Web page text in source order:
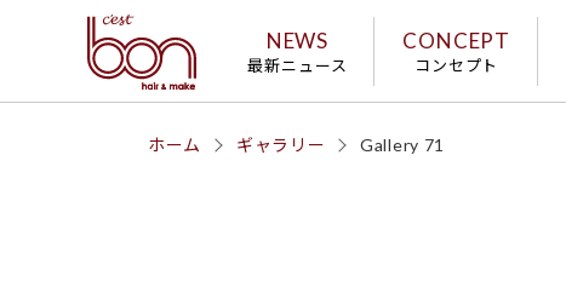
NEWS
最新ニュース
CONCEPT
コンセプト
ホーム ギャラリー Gallery 71